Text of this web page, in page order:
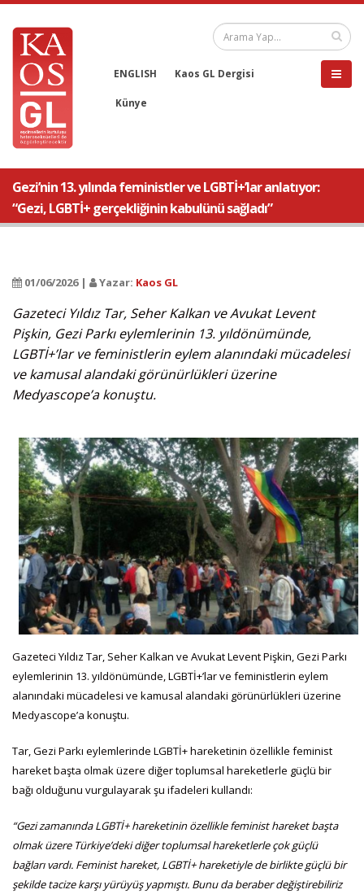
ENGLISH Kaos GL Dergisi
Künye
Gezi’nin 13. yılında feministler ve LGBTİ+’lar anlatıyor:
“Gezi, LGBTİ+ gerçekliğinin kabulünü sağladı”
01/06/2026 | Yazar: Kaos GL
Gazeteci Yıldız Tar, Seher Kalkan ve Avukat Levent
Pişkin, Gezi Parkı eylemlerinin 13. yıldönümünde,
LGBTİ+’lar ve feministlerin eylem alanındaki mücadelesi
ve kamusal alandaki görünürlükleri üzerine
Medyascope’a konuştu.
Gazeteci Yıldız Tar, Seher Kalkan ve Avukat Levent Pişkin, Gezi Parkı
eylemlerinin 13. yıldönümünde, LGBTİ+’lar ve feministlerin eylem
alanındaki mücadelesi ve kamusal alandaki görünürlükleri üzerine
Medyascope’a konuştu.
Tar, Gezi Parkı eylemlerinde LGBTİ+ hareketinin özellikle feminist
hareket başta olmak üzere diğer toplumsal hareketlerle güçlü bir
bağı olduğunu vurgulayarak şu ifadeleri kullandı:
“Gezi zamanında LGBTİ+ hareketinin özellikle feminist hareket başta
olmak üzere Türkiye’deki diğer toplumsal hareketlerle çok güçlü
bağları vardı. Feminist hareket, LGBTİ+ hareketiyle de birlikte güçlü bir
şekilde tacize karşı yürüyüş yapmıştı. Bunu da beraber değiştirebiliriz